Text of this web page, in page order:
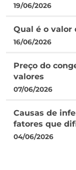
19/06/2026
Qual é o valor
16/06/2026
Preço do
valores
07/06/2026
Causas de
fatores que
04/06/2026